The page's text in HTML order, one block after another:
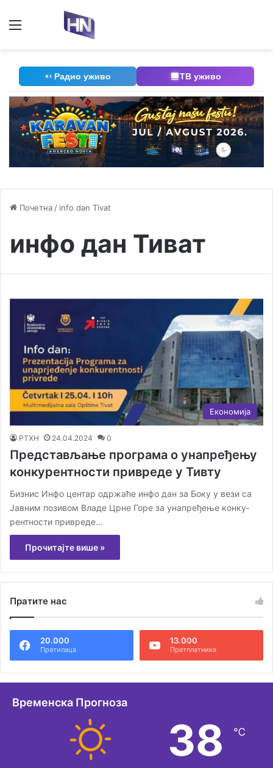
Радио уживо ТВ уживо
Почетна / info dan Tivat
инфо дан Тиват
Економија
РТХН 24.04.2024 0
Представљање програма о унапређењу
кон­ку­рент­но­сти при­вре­де у Тивту
Би­знис Ин­фо цен­тар одр­жа­ће ин­фо дан за Боку у ве­зи са
Јав­ним по­зи­вом Вла­де Цр­не Го­ре за уна­п­ре­ђе­ње кон­ку­
рент­но­сти при­вре­де…
Прочитајте више »
Пратите нас
20.000
Пратилаца
13.000
Претплатника
Временска Прогноза
38 ℃